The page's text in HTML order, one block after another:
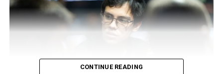
CONTINUE READING